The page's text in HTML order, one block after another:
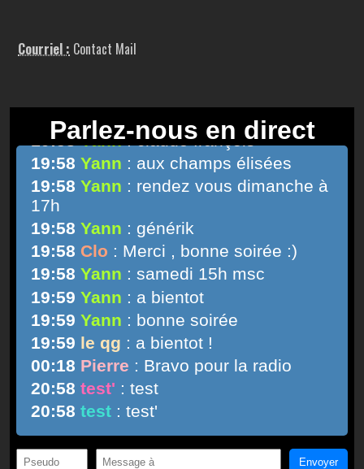
Courriel : Contact Mail